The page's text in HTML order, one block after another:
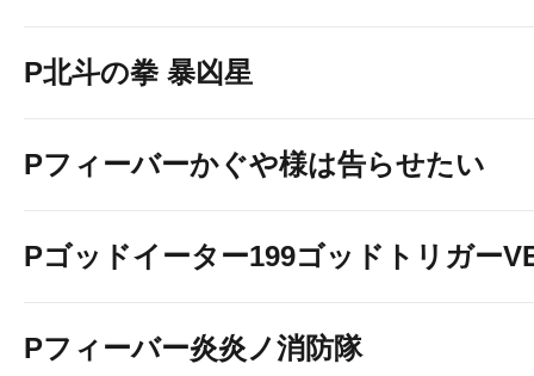
P北斗の拳 暴凶星
Pフィーバーかぐや様は告らせたい
Pゴッドイーター199ゴッドトリガー
Pフィーバー炎炎ノ消防隊